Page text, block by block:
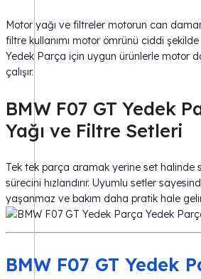
Motor yağı ve filtreler motorun can
filtre kullanımı motor ömrünü ciddi şekilde
Yedek Parça için uygun ürünlerle motor
çalışır.
BMW F07 GT Yedek
Yağı ve Filtre Setleri
Tek tek parça aramak yerine set halinde
sürecini hızlandırır. Uyumlu setler
yaşanmaz ve bakım daha pratik hale
BMW F07 GT Yedek